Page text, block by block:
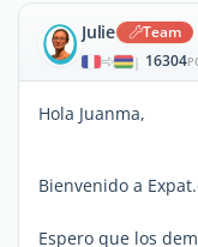
Julie Team
| 16304
Hola Juanma,
Bienvenido a
Espero que los